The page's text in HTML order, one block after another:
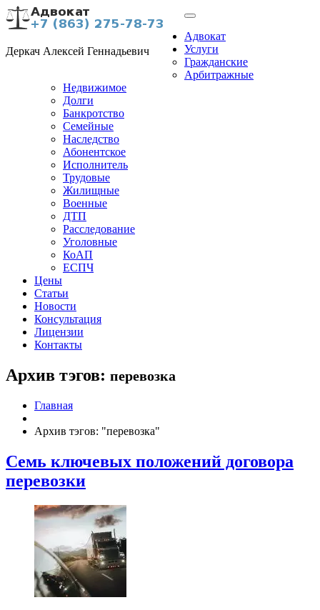
Деркач Алексей Геннадьевич
Адвокат
Услуги
Гражданские
Арбитражные
Недвижимое
Долги
Банкротство
Семейные
Наследство
Абонентское
Исполнитель
Трудовые
Жилищные
Военные
ДТП
Расследование
Уголовные
КоАП
ЕСПЧ
Цены
Статьи
Новости
Консультация
Лицензии
Контакты
Архив тэгов: перевозка
Главная
Архив тэгов: "перевозка"
Семь ключевых положений договора
перевозки